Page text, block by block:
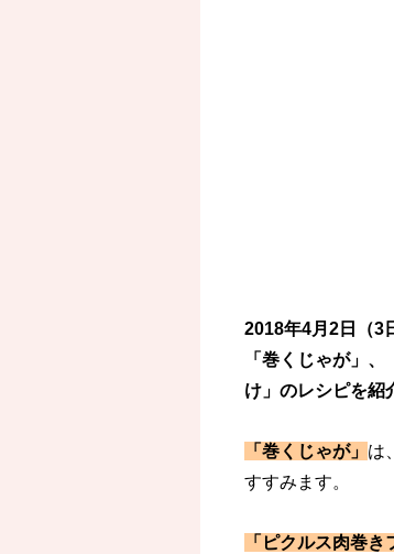
2018年4月2日（3
「巻くじゃが」
け」のレシピを紹
「巻くじゃが」 は
すすみます。
「ピクルス肉巻き